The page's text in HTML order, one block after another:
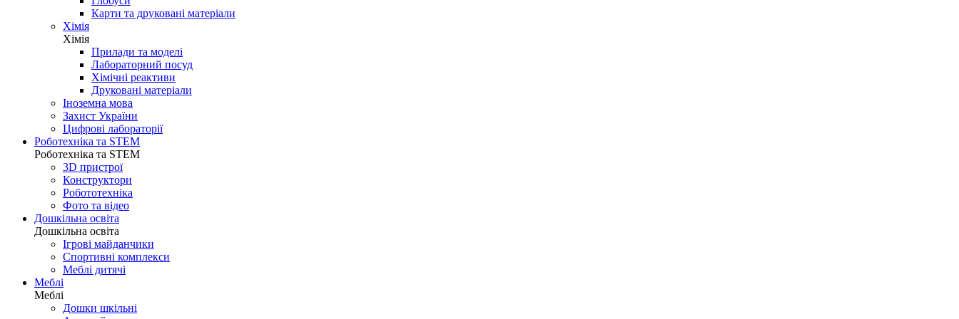
Карти та друковані матеріали
Хімія
Хімія
Прилади та моделі
Лабораторний посуд
Хімічні реактиви
Друковані матеріали
Іноземна мова
Захист України
Цифрові лабораторії
Роботехніка та STEM
Роботехніка та STEM
3D пристрої
Конструктори
Робототехніка
Фото та відео
Дошкільна освіта
Дошкільна освіта
Ігрові майданчики
Спортивні комплекси
Меблі дитячі
Меблі
Меблі
Дошки шкільні